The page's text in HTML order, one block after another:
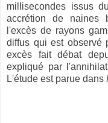
millisecondes issus
accrétion de naines
l'excès de rayons
diffus qui est observé
excès fait débat
expliqué par
L'étude est parue dans